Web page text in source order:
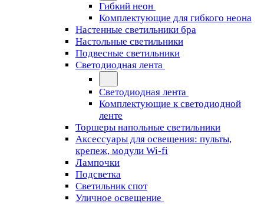
Гибкий неон
Комплектующие для гибкого неона
Настенные светильники бра
Настольные светильники
Подвесные светильники
Светодиодная лента
Светодиодная лента
Комплектующие к светодиодной
ленте
Торшеры напольные светильники
Аксессуары для освещения: пульты,
крепеж, модули Wi-fi
Лампочки
Подсветка
Светильник спот
Уличное освещение